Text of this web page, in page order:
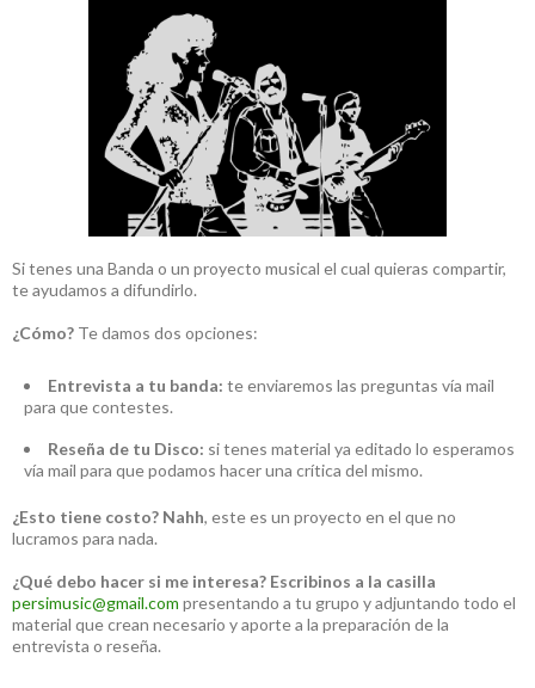
Si tenes una Banda o un proyecto musical el cual quieras compartir,
te ayudamos a difundirlo.
¿Cómo? Te damos dos opciones:
Entrevista a tu banda: te enviaremos las preguntas vía mail
para que contestes.
Reseña de tu Disco: si tenes material ya editado lo esperamos
vía mail para que podamos hacer una crítica del mismo.
¿Esto tiene costo? Nahh, este es un proyecto en el que no
lucramos para nada.
¿Qué debo hacer si me interesa? Escribinos a la casilla
persimusic@gmail.com presentando a tu grupo y adjuntando todo el
material que crean necesario y aporte a la preparación de la
entrevista o reseña.